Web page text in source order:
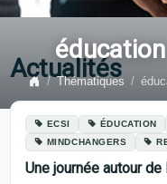
éducation
Thématiques
Actualités
ECSI ÉDUCATION
MINDCHANGERS
Une journée autour de